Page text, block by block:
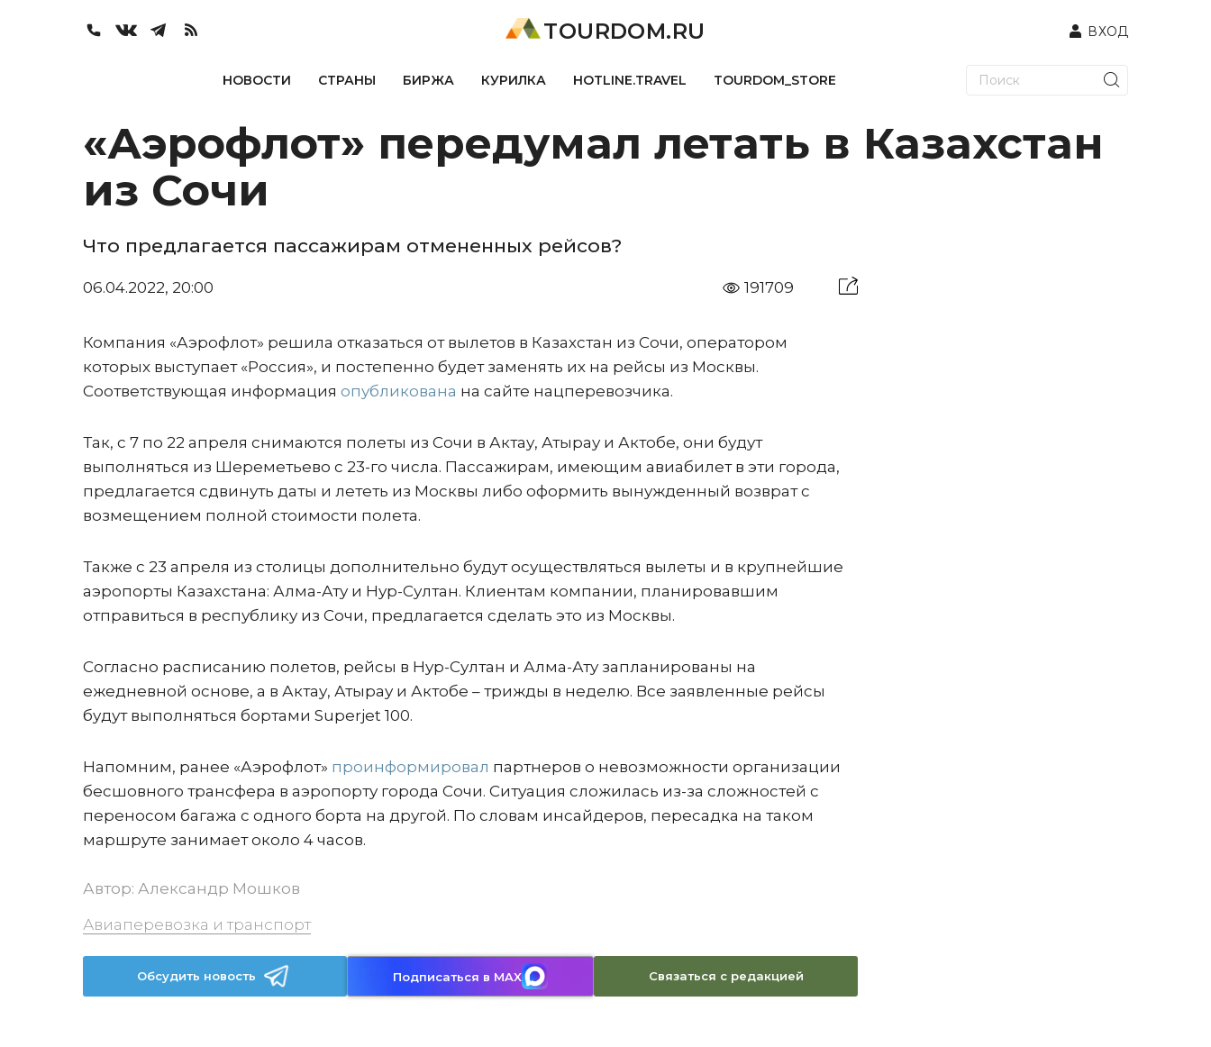
TOURDOM.RU ВХОД
НОВОСТИ СТРАНЫ БИРЖА КУРИЛКА HOTLINE.TRAVEL TOURDOM_STORE
«Аэрофлот» передумал летать в Казахстан
из Сочи
Что предлагается пассажирам отмененных рейсов?
06.04.2022, 20:00 191709
Компания «Аэрофлот» решила отказаться от вылетов в Казахстан из Сочи, оператором
которых выступает «Россия», и постепенно будет заменять их на рейсы из Москвы.
Соответствующая информация опубликована на сайте нацперевозчика.
Так, с 7 по 22 апреля снимаются полеты из Сочи в Актау, Атырау и Актобе, они будут
выполняться из Шереметьево с 23-го числа. Пассажирам, имеющим авиабилет в эти города,
предлагается сдвинуть даты и лететь из Москвы либо оформить вынужденный возврат с
возмещением полной стоимости полета.
Также с 23 апреля из столицы дополнительно будут осуществляться вылеты и в крупнейшие
аэропорты Казахстана: Алма-Ату и Нур-Султан. Клиентам компании, планировавшим
отправиться в республику из Сочи, предлагается сделать это из Москвы.
Согласно расписанию полетов, рейсы в Нур-Султан и Алма-Ату запланированы на
ежедневной основе, а в Актау, Атырау и Актобе – трижды в неделю. Все заявленные рейсы
будут выполняться бортами Superjet 100.
Напомним, ранее «Аэрофлот» проинформировал партнеров о невозможности организации
бесшовного трансфера в аэропорту города Сочи. Ситуация сложилась из-за сложностей с
переносом багажа с одного борта на другой. По словам инсайдеров, пересадка на таком
маршруте занимает около 4 часов.
Автор: Александр Мошков
Авиаперевозка и транспорт
Обсудить новость Подписаться в MAX Связаться с редакцией